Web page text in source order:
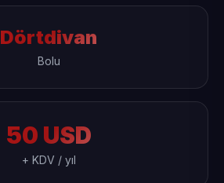
Dörtdivan
Bolu
50 USD
+ KDV / yıl